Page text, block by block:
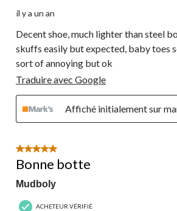
il y a un an
Decent shoe, much lighter than steel
skuffs easily but expected, baby toes
sort of annoying but ok
Traduire avec Google
Affiché initialement sur
5 étoile(s) sur 5.
Bonne botte
Mudboly
ACHETEUR VÉRIFIÉ